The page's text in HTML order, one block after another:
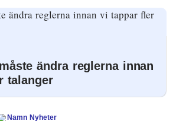
ändra reglerna innan
talanger
Namn Nyheter